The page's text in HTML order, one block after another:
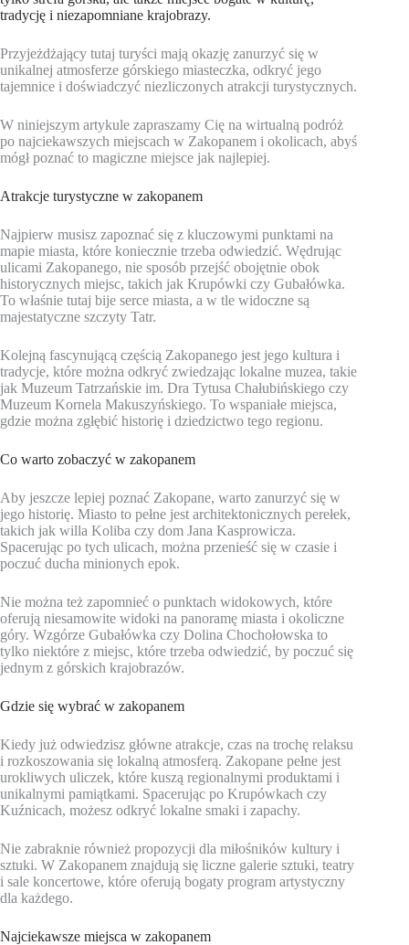
tradycję i niezapomniane krajobrazy.
Przyjeżdżający tutaj turyści mają okazję zanurzyć się w
unikalnej atmosferze górskiego miasteczka, odkryć jego
tajemnice i doświadczyć niezliczonych atrakcji turystycznych.
W niniejszym artykule zapraszamy Cię na wirtualną podróż
po najciekawszych miejscach w Zakopanem i okolicach, abyś
mógł poznać to magiczne miejsce jak najlepiej.
Atrakcje turystyczne w zakopanem
Najpierw musisz zapoznać się z kluczowymi punktami na
mapie miasta, które koniecznie trzeba odwiedzić. Wędrując
ulicami Zakopanego, nie sposób przejść obojętnie obok
historycznych miejsc, takich jak Krupówki czy Gubałówka.
To właśnie tutaj bije serce miasta, a w tle widoczne są
majestatyczne szczyty Tatr.
Kolejną fascynującą częścią Zakopanego jest jego kultura i
tradycje, które można odkryć zwiedzając lokalne muzea, takie
jak Muzeum Tatrzańskie im. Dra Tytusa Chałubińskiego czy
Muzeum Kornela Makuszyńskiego. To wspaniałe miejsca,
gdzie można zgłębić historię i dziedzictwo tego regionu.
Co warto zobaczyć w zakopanem
Aby jeszcze lepiej poznać Zakopane, warto zanurzyć się w
jego historię. Miasto to pełne jest architektonicznych perełek,
takich jak willa Koliba czy dom Jana Kasprowicza.
Spacerując po tych ulicach, można przenieść się w czasie i
poczuć ducha minionych epok.
Nie można też zapomnieć o punktach widokowych, które
oferują niesamowite widoki na panoramę miasta i okoliczne
góry. Wzgórze Gubałówka czy Dolina Chochołowska to
tylko niektóre z miejsc, które trzeba odwiedzić, by poczuć się
jednym z górskich krajobrazów.
Gdzie się wybrać w zakopanem
Kiedy już odwiedzisz główne atrakcje, czas na trochę relaksu
i rozkoszowania się lokalną atmosferą. Zakopane pełne jest
urokliwych uliczek, które kuszą regionalnymi produktami i
unikalnymi pamiątkami. Spacerując po Krupówkach czy
Kuźnicach, możesz odkryć lokalne smaki i zapachy.
Nie zabraknie również propozycji dla miłośników kultury i
sztuki. W Zakopanem znajdują się liczne galerie sztuki, teatry
i sale koncertowe, które oferują bogaty program artystyczny
dla każdego.
Najciekawsze miejsca w zakopanem